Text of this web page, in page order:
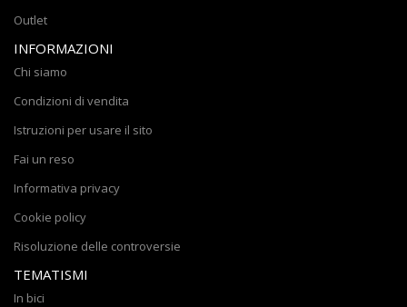
Outlet
INFORMAZIONI
Chi siamo
Condizioni di vendita
Istruzioni per usare il sito
Fai un reso
Informativa privacy
Cookie policy
Risoluzione delle controversie
TEMATISMI
In bici